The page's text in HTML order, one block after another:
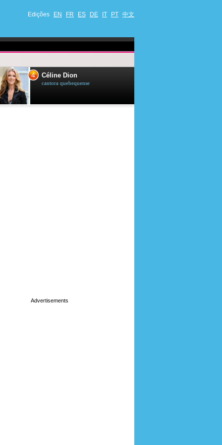
Edições EN FR ES DE IT PT 中文
4 Céline Dion
cantora quebequense